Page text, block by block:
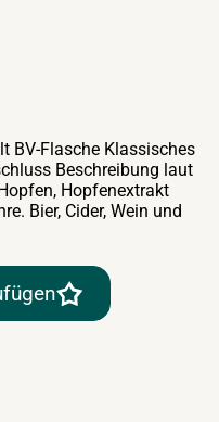
BV-Flasche Klassisches
Beschreibung laut
Hopfenextrakt
Bier, Cider, Wein und